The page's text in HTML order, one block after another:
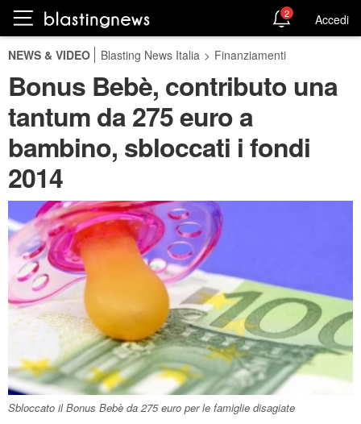
2 Accedi
NEWS & VIDEO Blasting News Italia > Finanziamenti
Bonus Bebè, contributo una
tantum da 275 euro a
bambino, sbloccati i fondi
2014
Sbloccato il Bonus Bebè da 275 euro per le famiglie disagiate